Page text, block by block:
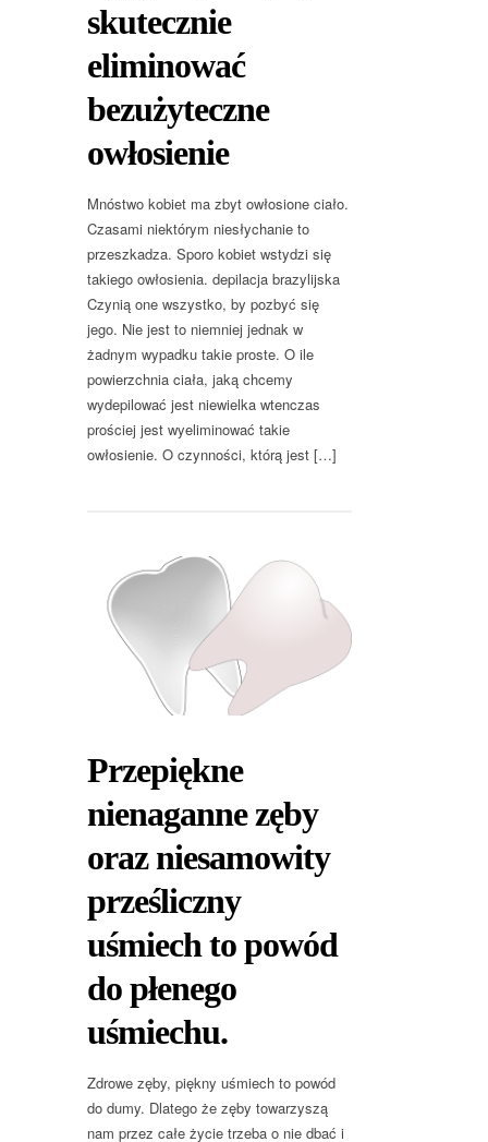
skutecznie
eliminować
bezużyteczne
owłosienie
Mnóstwo kobiet ma zbyt owłosione ciało.
Czasami niektórym niesłychanie to
przeszkadza. Sporo kobiet wstydzi się
takiego owłosienia. depilacja brazylijska
Czynią one wszystko, by pozbyć się
jego. Nie jest to niemniej jednak w
żadnym wypadku takie proste. O ile
powierzchnia ciała, jaką chcemy
wydepilować jest niewielka wtenczas
prościej jest wyeliminować takie
owłosienie. O czynności, którą jest […]
Przepiękne
nienaganne zęby
oraz niesamowity
prześliczny
uśmiech to powód
do płenego
uśmiechu.
Zdrowe zęby, piękny uśmiech to powód
do dumy. Dlatego że zęby towarzyszą
nam przez całe życie trzeba o nie dbać i